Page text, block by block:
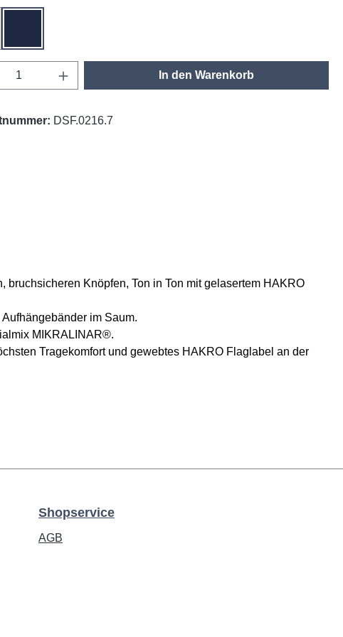
Anzahl: Gib den gewünschten Wert ein
In den Warenkorb
DSF.0216.7
Knöpfen, Ton in Ton mit gelasertem HAKRO
im Saum.
MIKRALINAR®.
Tragekomfort und gewebtes HAKRO Flaglabel an der
Shopservice
AGB